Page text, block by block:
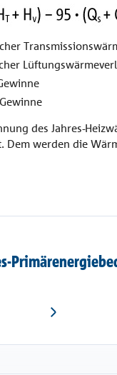
Wand und Stütze
des Jahres-
Dem werden die